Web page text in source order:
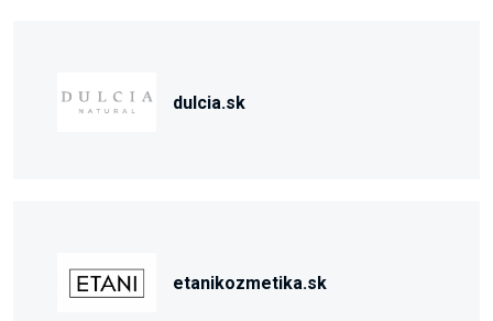
dulcia.sk
etanikozmetika.sk